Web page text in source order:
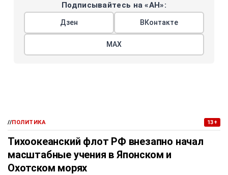
Подписывайтесь на «АН»:
Дзен ВКонтакте
МАХ
//ПОЛИТИКА 13+
Тихоокеанский флот РФ внезапно начал
масштабные учения в Японском и
Охотском морях